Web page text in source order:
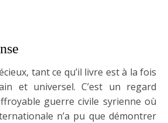
tant ce qu’il livre est à la fois
et universel. C’est un regard
guerre civile syrienne où
n’a pu que démontrer